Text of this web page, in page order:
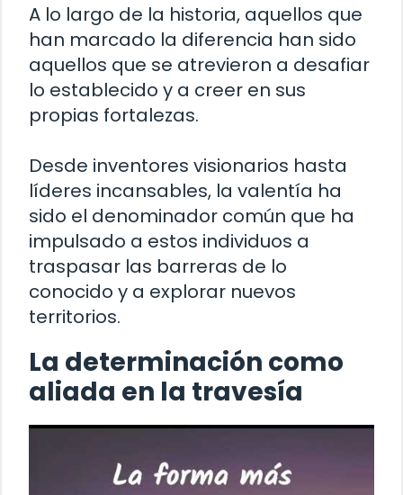
A lo largo de la historia, aquellos que
han marcado la diferencia han sido
aquellos que se atrevieron a desafiar
lo establecido y a creer en sus
propias fortalezas.
Desde inventores visionarios hasta
líderes incansables, la valentía ha
sido el denominador común que ha
impulsado a estos individuos a
traspasar las barreras de lo
conocido y a explorar nuevos
territorios.
La determinación como
aliada en la travesía